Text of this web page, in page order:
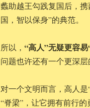
蠡助越王勾践复国后，
国，智以保身”的典范。
所以， “高人”无疑更容
问题也许还有一个更深层
对一个文明而言，高人
“脊梁”，让它拥有前行